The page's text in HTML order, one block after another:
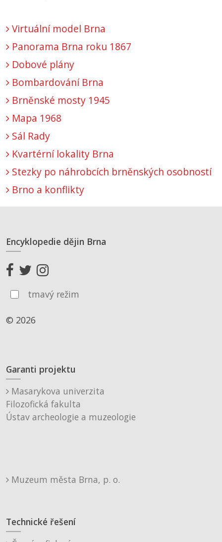
Virtuální model Brna
Panorama Brna roku 1867
Dobové plány
Bombardování Brna
Brněnské mosty 1945
Mapa 1968
Sál Rady
Kvartérní lokality Brna
Stezky po náhrobcích brněnských osobností
Brno a konflikty
Encyklopedie dějin Brna
tmavý režim
© 2026
Garanti projektu
Masarykova univerzita
Filozofická fakulta
Ústav archeologie a muzeologie
Muzeum města Brna, p. o.
Technické řešení